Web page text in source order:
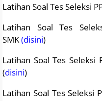
Latihan Soal Tes Seleksi
Latihan Soal Tes
SMK(disini)
Latihan Soal Tes Seleksi
(disini)
Latihan Soal Tes Seleksi